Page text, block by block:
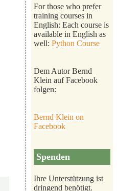
For those who prefer
training courses in
English: Each course is
available in English as
well: Python Course
Dem Autor Bernd
Klein auf Facebook
folgen:
Bernd Klein on
Facebook
Spenden
Ihre Unterstützung ist
dringend benötigt.